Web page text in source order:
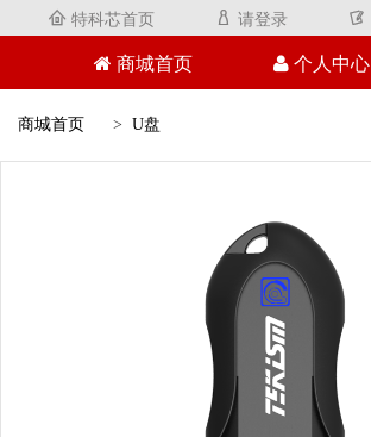
 特科芯首页  请登录 
商城首页 个人中心
商城首页 U盘